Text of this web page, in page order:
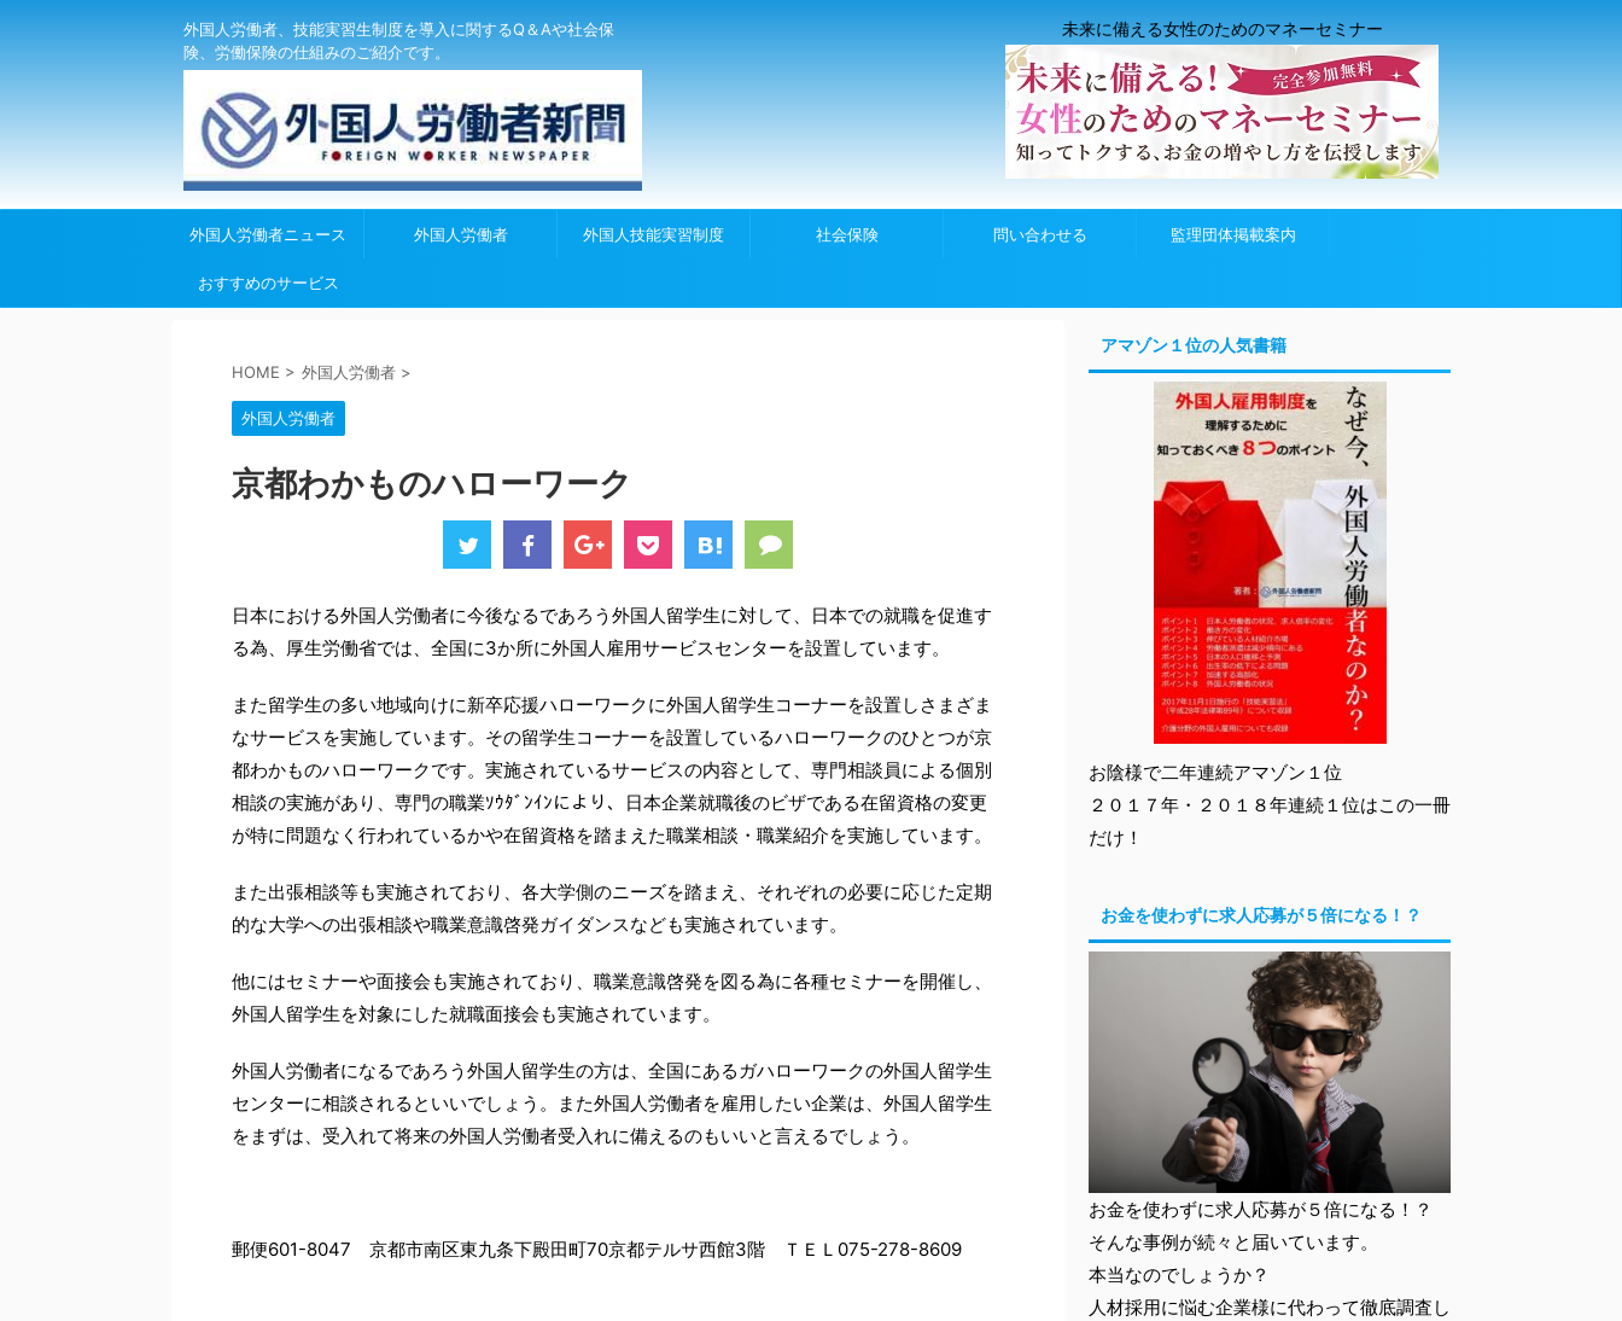
外国人労働者、技能実習生制度を導入に関するQ＆Aや社会保
険、労働保険の仕組みのご紹介です。
未来に備える女性のためのマネーセミナー
外国人労働者ニュース 外国人労働者 外国人技能実習制度 社会保険 問い合わせる 監理団体掲載案内
おすすめのサービス
HOME > 外国人労働者 >
外国人労働者
京都わかものハローワーク
日本における外国人労働者に今後なるであろう外国人留学生に対して、日本での就職を促進す
る為、厚生労働省では、全国に3か所に外国人雇用サービスセンターを設置しています。
また留学生の多い地域向けに新卒応援ハローワークに外国人留学生コーナーを設置しさまざま
なサービスを実施しています。その留学生コーナーを設置しているハローワークのひとつが京
都わかものハローワークです。実施されているサービスの内容として、専門相談員による個別
相談の実施があり、専門の職業ｿｳﾀﾞﾝｲﾝにより、日本企業就職後のビザである在留資格の変更
が特に問題なく行われているかや在留資格を踏まえた職業相談・職業紹介を実施しています。
また出張相談等も実施されており、各大学側のニーズを踏まえ、それぞれの必要に応じた定期
的な大学への出張相談や職業意識啓発ガイダンスなども実施されています。
他にはセミナーや面接会も実施されており、職業意識啓発を図る為に各種セミナーを開催し、
外国人留学生を対象にした就職面接会も実施されています。
外国人労働者になるであろう外国人留学生の方は、全国にあるガハローワークの外国人留学生
センターに相談されるといいでしょう。また外国人労働者を雇用したい企業は、外国人留学生
をまずは、受入れて将来の外国人労働者受入れに備えるのもいいと言えるでしょう。
郵便601-8047 京都市南区東九条下殿田町70京都テルサ西館3階 ＴＥＬ075-278-8609
アマゾン１位の人気書籍
お陰様で二年連続アマゾン１位
２０１７年・２０１８年連続１位はこの一冊
だけ！
お金を使わずに求人応募が５倍になる！？
お金を使わずに求人応募が５倍になる！？
そんな事例が続々と届いています。
本当なのでしょうか？
人材採用に悩む企業様に代わって徹底調査し